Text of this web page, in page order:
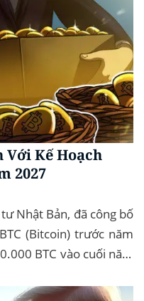
Với Kế Hoạch
2027
Nhật Bản, đã công bố
(Bitcoin) trước năm
BTC vào cuối năm